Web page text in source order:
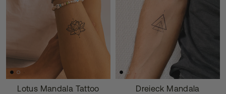
Lotus Mandala Tattoo Dreieck Mandala